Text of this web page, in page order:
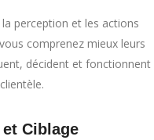
perception et les actions
comprenez mieux leurs
décident et fonctionnent
Ciblage